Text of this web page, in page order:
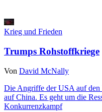
Krieg und Frieden
Trumps Rohstoffkriege
Von David McNally
Die Angriffe der USA auf den
auf China. Es geht um die
Konkurrenzkampf